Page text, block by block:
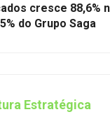
cresce 88,6%
do Grupo Saga
Estratégica